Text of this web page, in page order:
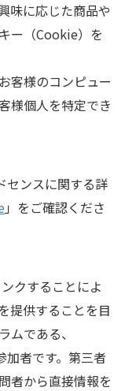
味に応じた商品や
ー（Cookie）を
客様のコンピュー
様個人を特定でき
センスに関する詳
」をご確認くださ
クすることによ
提供することを目
ムである、
者です。第三者
者から直接情報を